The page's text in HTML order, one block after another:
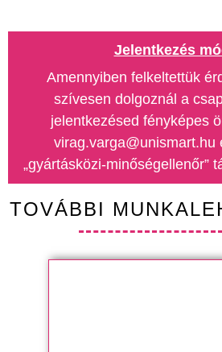
Jelentkezés
Amennyiben felkeltettük
szívesen dolgoznál a
jelentkezésed fényképes
virag.varga@unismart.hu
„gyártásközi-minőségellenőr”
TOVÁBBI